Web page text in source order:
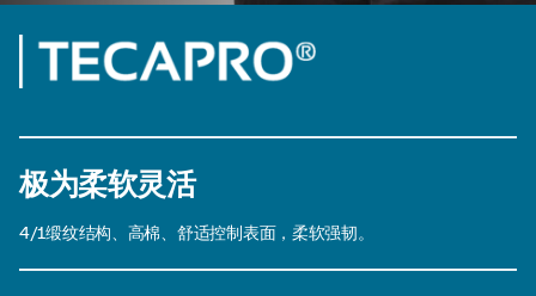
极为柔软灵活
4/1缎纹结构、高棉、舒适控制表面，柔软强韧。